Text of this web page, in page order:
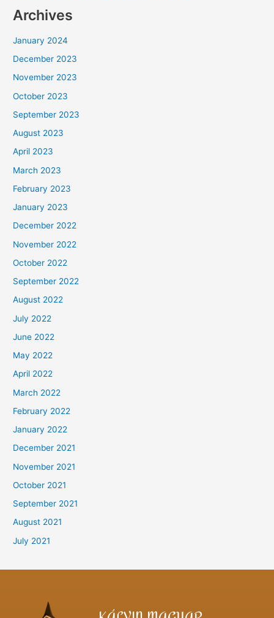
Archives
January 2024
December 2023
November 2023
October 2023
September 2023
August 2023
April 2023
March 2023
February 2023
January 2023
December 2022
November 2022
October 2022
September 2022
August 2022
July 2022
June 2022
May 2022
April 2022
March 2022
February 2022
January 2022
December 2021
November 2021
October 2021
September 2021
August 2021
July 2021